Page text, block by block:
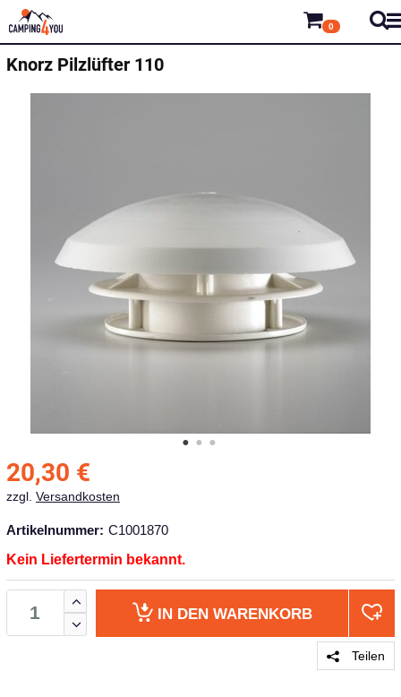
0
Knorz Pilzlüfter 110
20,30 €
zzgl. Versandkosten
Artikelnummer: C1001870
Kein Liefertermin bekannt.
IN DEN WARENKORB
Teilen